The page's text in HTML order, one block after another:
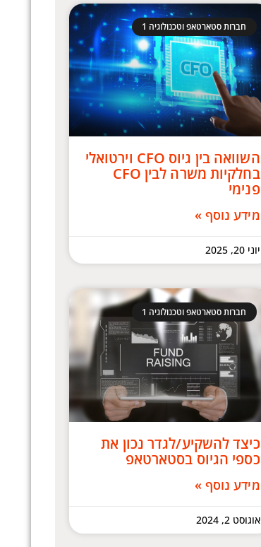
חברות סטארטאפ וטכנולוגיה 1
השוואה בין גיוס CFO וירטואלי
בחלקיות משרה לבין CFO
פנימי
מידע נוסף »
יוני 20, 2025
חברות סטארטאפ וטכנולוגיה 1
כיצד להשקיע/לגדר נכון את
כספי הגיוס בסטארטאפ
מידע נוסף »
אוגוסט 2, 2024